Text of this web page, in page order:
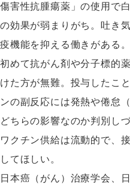
傷害性抗腫瘍薬」の使用で
の効果が弱まりがち。吐き
疫機能を抑える働きがある。
初めて抗がん剤や分子標的
けた方が無難。投与したこ
ンの副反応には発熱や倦怠
どちらの影響なのか判別し
ワクチン供給は流動的で、
してほしい。
日本癌（がん）治療学会、